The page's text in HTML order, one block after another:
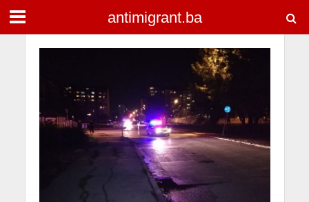
antimigrant.ba